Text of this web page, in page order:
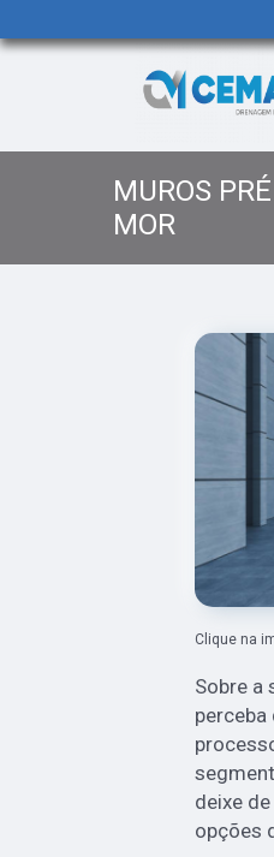
MUROS
MOR
Clique na
Sobre a
perceba
deixe
opções